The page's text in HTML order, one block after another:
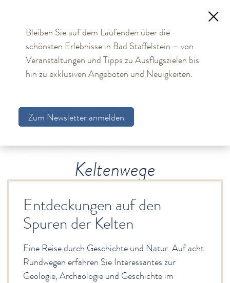
TOURISMUS
Aktuelles
Unterkünfte
Veranstaltungen & Kultur
Spiritualität & Kirche
Freizeit & Ausflüge
Wandern
Brauereiwanderwege
Keltenwege
Pilgerwege
Keltenwege
Entdeckungen auf den
Spuren der Kelten
Eine Reise durch Geschichte und Natur. Auf acht
Rundwegen erfahren Sie Interessantes zur
Geologie, Archäologie und Geschichte im
Bleiben Sie auf dem Laufenden über die
schönsten Erlebnisse in Bad Staffelstein – von
Veranstaltungen und Tipps zu Ausflugszielen bis
hin zu exklusiven Angeboten und Neuigkeiten.
Zum Newsletter anmelden